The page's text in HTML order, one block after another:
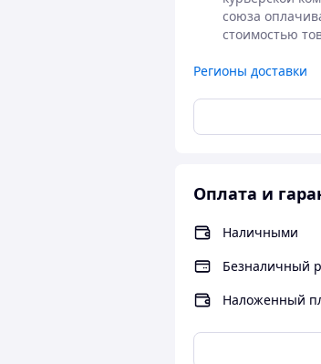
союза
стоимостью
Регионы доставки
Оплата и
Наличными
Безналичный
Наложенный